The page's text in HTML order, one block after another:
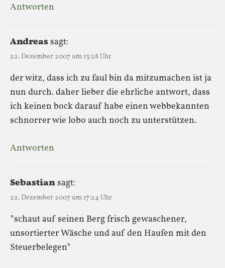
Antworten
Andreassagt:
22. Dezember 2007 um 13:28 Uhr
der witz, dass ich zu faul bin da mitzumachen ist ja
nun durch. daher lieber die ehrliche antwort, dass
ich keinen bock darauf habe einen webbekannten
schnorrer wie lobo auch noch zu unterstützen.
Antworten
Sebastiansagt:
22. Dezember 2007 um 17:24 Uhr
*schaut auf seinen Berg frisch gewaschener,
unsortierter Wäsche und auf den Haufen mit den
Steuerbelegen*